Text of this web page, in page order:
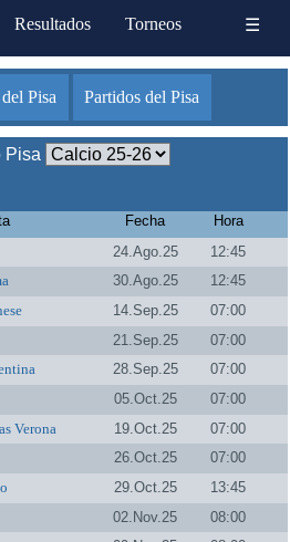
Resultados Torneos ☰
Pisa Partidos del Pisa
Pisa
Fecha
Hora
24.Ago.25
12:45
30.Ago.25
12:45
14.Sep.25
07:00
21.Sep.25
07:00
28.Sep.25
07:00
05.Oct.25
07:00
Verona 19.Oct.25
07:00
26.Oct.25
07:00
29.Oct.25
13:45
02.Nov.25
08:00